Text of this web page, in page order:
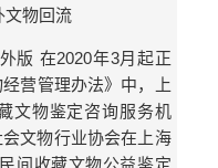
文物回流
版 在2020年3月起正
营管理办法》中，上
文物鉴定咨询服务机
文物行业协会在上海